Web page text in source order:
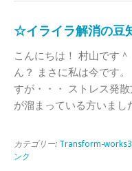
☆イライラ解消の豆
こんにちは！ 村山です
ん？ まさに私は今です
すが・・・ ストレス発
が溜まっている方いま
カテゴリー: Transform-works3
ンク